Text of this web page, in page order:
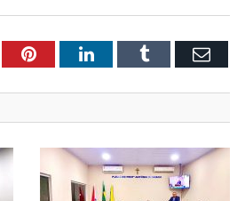
PinterestLinkedInTumblr Email